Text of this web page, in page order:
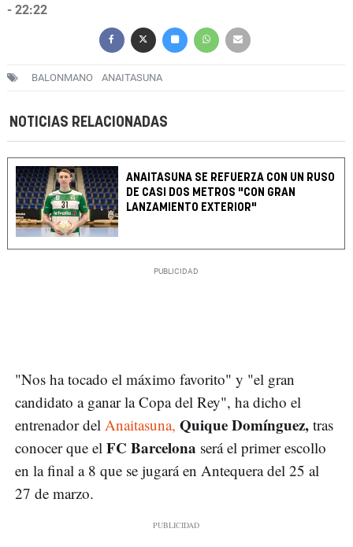
- 22:22
BALONMANO ANAITASUNA
NOTICIAS RELACIONADAS
ANAITASUNA SE REFUERZA CON UN RUSO
DE CASI DOS METROS "CON GRAN
LANZAMIENTO EXTERIOR"
"Nos ha tocado el máximo favorito" y "el gran
candidato a ganar la Copa del Rey", ha dicho el
entrenador del Anaitasuna, Quique Domínguez, tras
conocer que el FC Barcelona será el primer escollo
en la final a 8 que se jugará en Antequera del 25 al
27 de marzo.